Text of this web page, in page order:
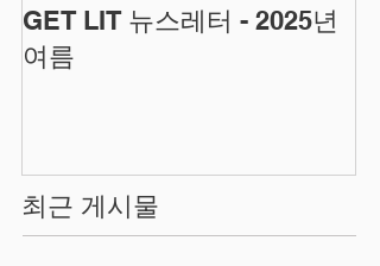
GET LIT 뉴스레터 - 2025년
여름
최근 게시물